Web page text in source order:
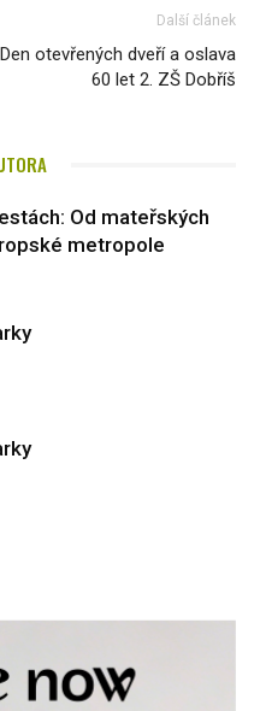
Další článek
Den otevřených dveří a oslava
60 let 2. ZŠ Dobříš
Od mateřských
metropole